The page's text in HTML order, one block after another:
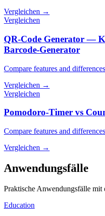
Vergleichen →
Vergleichen
QR-Code Generator —
Barcode-Generator
Compare features and differences
Vergleichen →
Vergleichen
Pomodoro-Timer vs
Compare features and differences
Vergleichen →
Anwendungsfälle
Praktische Anwendungsfälle mit
Education